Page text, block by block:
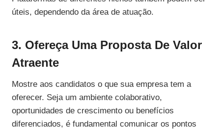
úteis, dependendo da área de atuação.
3. Ofereça Uma Proposta De Valor
Atraente
Mostre aos candidatos o que sua empresa tem a
oferecer. Seja um ambiente colaborativo,
oportunidades de crescimento ou benefícios
diferenciados, é fundamental comunicar os pontos